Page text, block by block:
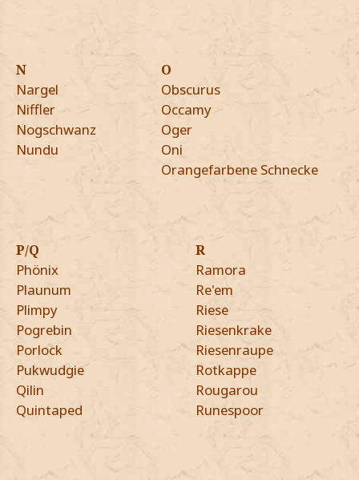
N
Nargel
Niffler
Nogschwanz
Nundu
O
Obscurus
Occamy
Oger
Oni
Orangefarbene Schnecke
P/Q
Phönix
Plaunum
Plimpy
Pogrebin
Porlock
Pukwudgie
Qilin
Quintaped
R
Ramora
Re'em
Riese
Riesenkrake
Riesenraupe
Rotkappe
Rougarou
Runespoor